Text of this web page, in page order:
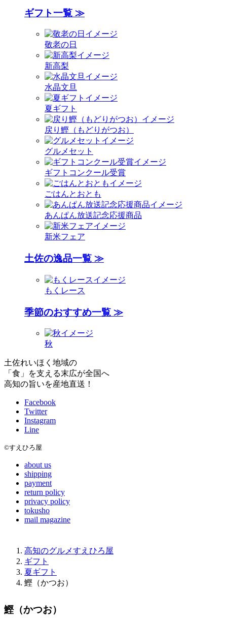
ギフト一覧 ≫
敬老の日
新高梨
水晶文旦
夏ギフト
戻り鰹（もどりがつお）
グルメセット
ギフトコンクール受賞
ごはんとおとも
あんぱん放送記念応援商品
新米フェア
土佐の逸品一覧 ≫
もくレース
季節のおすすめ一覧 ≫
秋
土佐れいほく地域の
「食」を支える末広が全国へ
高知の旨いを産地直送！
Facebook
Twitter
Instagram
Line
©すえひろ屋
about us
shipping
payment
return policy
privacy policy
tokusho
mail magazine
高知のグルメすえひろ屋
ギフト
夏ギフト
鰹（かつお）
鰹（かつお）